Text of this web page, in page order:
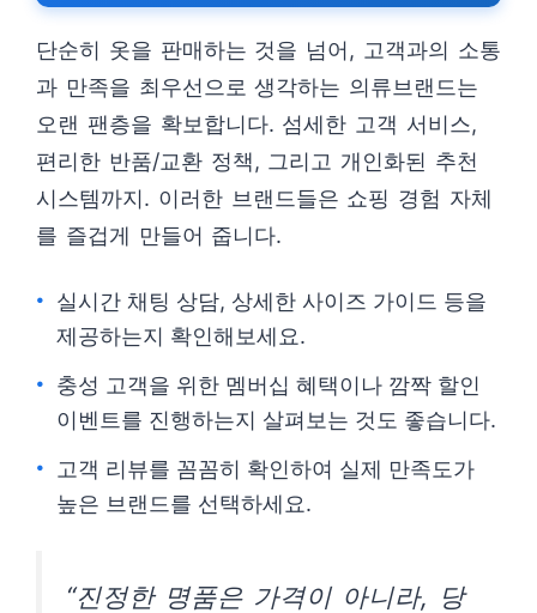
단순히 옷을 판매하는 것을 넘어, 고객과의 소통
과 만족을 최우선으로 생각하는 의류브랜드는
오랜 팬층을 확보합니다. 섬세한 고객 서비스,
편리한 반품/교환 정책, 그리고 개인화된 추천
시스템까지. 이러한 브랜드들은 쇼핑 경험 자체
를 즐겁게 만들어 줍니다.
실시간 채팅 상담, 상세한 사이즈 가이드 등을
제공하는지 확인해보세요.
충성 고객을 위한 멤버십 혜택이나 깜짝 할인
이벤트를 진행하는지 살펴보는 것도 좋습니다.
고객 리뷰를 꼼꼼히 확인하여 실제 만족도가
높은 브랜드를 선택하세요.
“진정한 명품은 가격이 아니라, 당